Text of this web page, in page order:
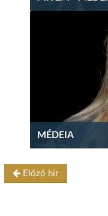
MÉDEIA
Előző hír